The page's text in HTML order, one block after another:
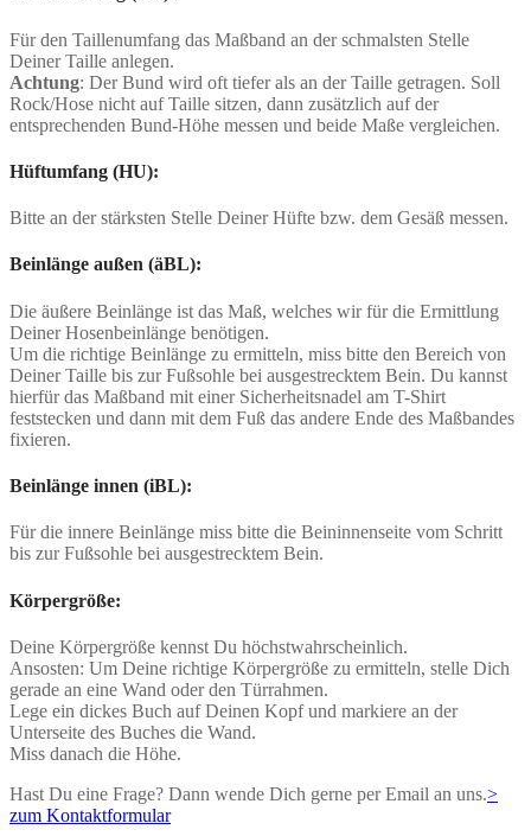
Für den Taillenumfang das Maßband an der schmalsten Stelle
Deiner Taille anlegen.
Achtung: Der Bund wird oft tiefer als an der Taille getragen. Soll
Rock/Hose nicht auf Taille sitzen, dann zusätzlich auf der
entsprechenden Bund-Höhe messen und beide Maße vergleichen.
Hüftumfang (HU):
Bitte an der stärksten Stelle Deiner Hüfte bzw. dem Gesäß messen.
Beinlänge außen (äBL):
Die äußere Beinlänge ist das Maß, welches wir für die Ermittlung
Deiner Hosenbeinlänge benötigen.
Um die richtige Beinlänge zu ermitteln, miss bitte den Bereich von
Deiner Taille bis zur Fußsohle bei ausgestrecktem Bein. Du kannst
hierfür das Maßband mit einer Sicherheitsnadel am T-Shirt
feststecken und dann mit dem Fuß das andere Ende des Maßbandes
fixieren.
Beinlänge innen (iBL):
Für die innere Beinlänge miss bitte die Beininnenseite vom Schritt
bis zur Fußsohle bei ausgestrecktem Bein.
Körpergröße:
Deine Körpergröße kennst Du höchstwahrscheinlich.
Ansosten: Um Deine richtige Körpergröße zu ermitteln, stelle Dich
gerade an eine Wand oder den Türrahmen.
Lege ein dickes Buch auf Deinen Kopf und markiere an der
Unterseite des Buches die Wand.
Miss danach die Höhe.
Hast Du eine Frage? Dann wende Dich gerne per Email an uns.>
zum Kontaktformular